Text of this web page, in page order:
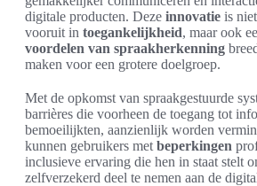
digitale producten. Deze innovatie is
vooruit in toegankelijkheid, maar ook
voordelen van spraakherkenning
maken voor een grotere doelgroep.
Met de opkomst van spraakgestuurde
barrières die voorheen de toegang tot
bemoeilijkten, aanzienlijk worden
kunnen gebruikers met beperkingen
inclusieve ervaring die hen in staat stelt
zelfverzekerd deel te nemen aan de